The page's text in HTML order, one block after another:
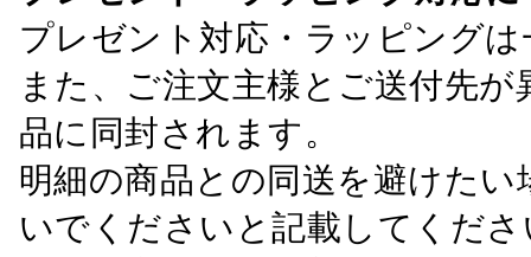
プレゼント対応・ラッピング
また、ご注文主様とご送付先
品に同封されます。
明細の商品との同送を避けた
いでくださいと記載してくださ